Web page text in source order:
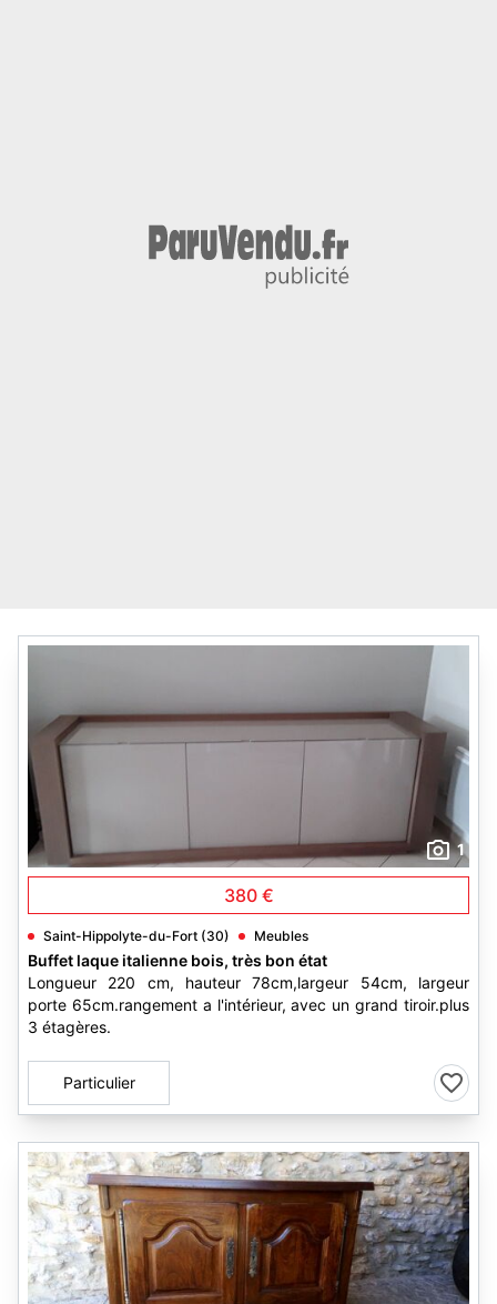
1
380 €
Saint-Hippolyte-du-Fort (30) Meubles
Buffet laque italienne bois, très bon état
Longueur 220 cm, hauteur 78cm,largeur 54cm, largeur
porte 65cm.rangement a l'intérieur, avec un grand tiroir.plus
3 étagères.
Particulier